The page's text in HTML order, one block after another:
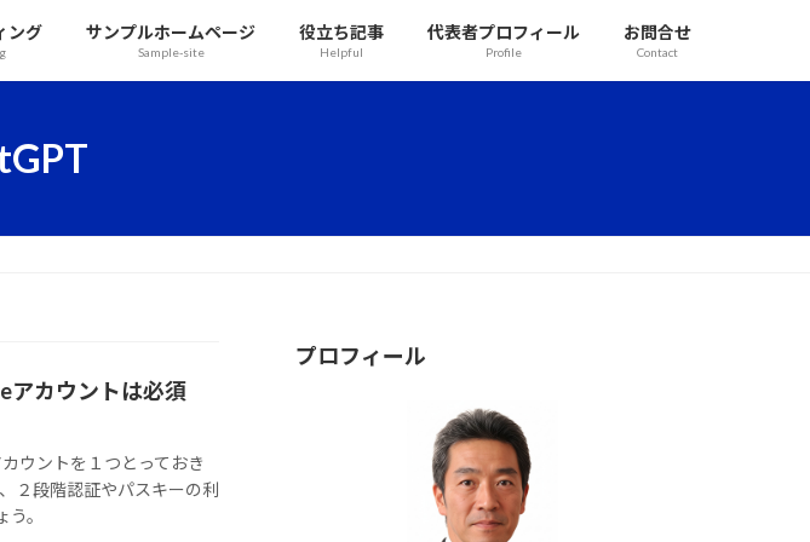
ング サンプルホームページ
Sample-site
役立ち記事
Helpful
代表者プロフィール
Profile
お問合せ
Contact
アカウントは必須
ウントを１つとっておき
２段階認証やパスキーの利
。
プロフィール